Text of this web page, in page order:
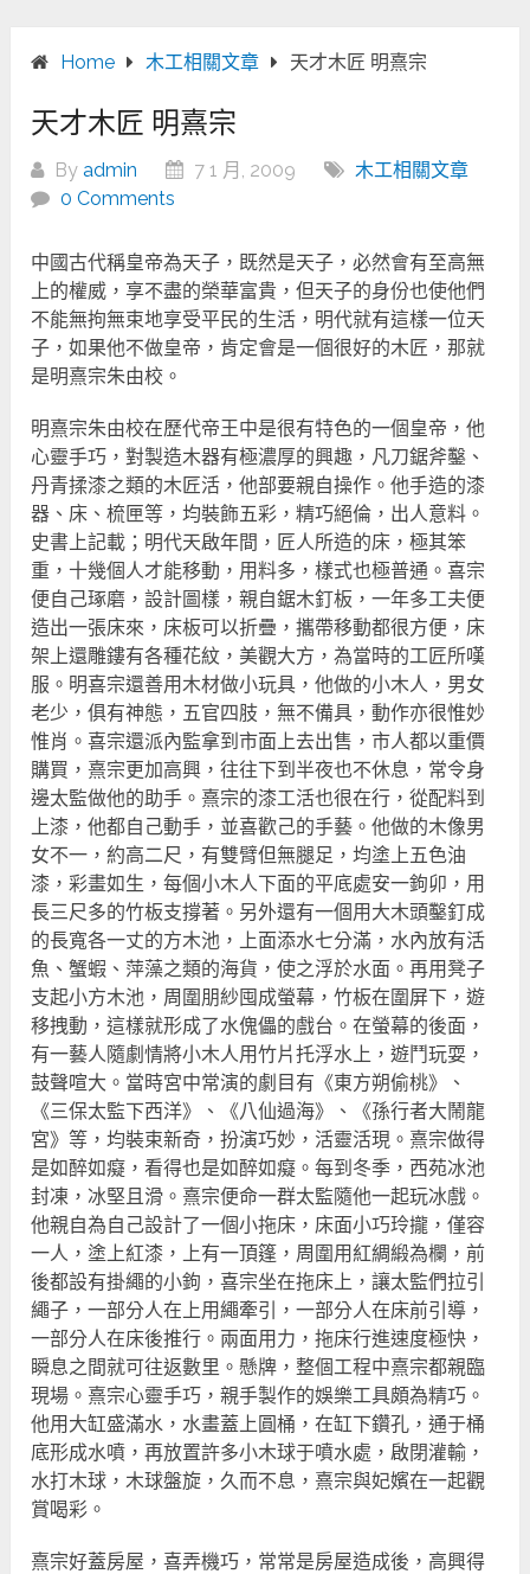
Home 木工相關文章 天才木匠 明熹宗
天才木匠 明熹宗
Byadmin 7 1 月, 2009
木工相關文章
0 Comments
中國古代稱皇帝為天子，既然是天子，必然會有至高無
上的權威，享不盡的榮華富貴，但天子的身份也使他們
不能無拘無束地享受平民的生活，明代就有這樣一位天
子，如果他不做皇帝，肯定會是一個很好的木匠，那就
是明熹宗朱由校。
明熹宗朱由校在歷代帝王中是很有特色的一個皇帝，他
心靈手巧，對製造木器有極濃厚的興趣，凡刀鋸斧鑿、
丹青揉漆之類的木匠活，他部要親自操作。他手造的漆
器、床、梳匣等，均裝飾五彩，精巧絕倫，出人意料。
史書上記載；明代天啟年間，匠人所造的床，極其笨
重，十幾個人才能移動，用料多，樣式也極普通。喜宗
便自己琢磨，設計圖樣，親自鋸木釘板，一年多工夫便
造出一張床來，床板可以折疊，攜帶移動都很方便，床
架上還雕鏤有各種花紋，美觀大方，為當時的工匠所嘆
服。明喜宗還善用木材做小玩具，他做的小木人，男女
老少，俱有神態，五官四肢，無不備具，動作亦很惟妙
惟肖。喜宗還派內監拿到市面上去出售，市人都以重價
購買，熹宗更加高興，往往下到半夜也不休息，常令身
邊太監做他的助手。熹宗的漆工活也很在行，從配料到
上漆，他都自己動手，並喜歡己的手藝。他做的木像男
女不一，約高二尺，有雙臂但無腿足，均塗上五色油
漆，彩畫如生，每個小木人下面的平底處安一鉤卯，用
長三尺多的竹板支撐著。另外還有一個用大木頭鑿釘成
的長寬各一丈的方木池，上面添水七分滿，水內放有活
魚、蟹蝦、萍藻之類的海貨，使之浮於水面。再用凳子
支起小方木池，周圍朋紗囤成螢幕，竹板在圍屏下，遊
移拽動，這樣就形成了水傀儡的戲台。在螢幕的後面，
有一藝人隨劇情將小木人用竹片托浮水上，遊鬥玩耍，
鼓聲喧大。當時宮中常演的劇目有《東方朔偷桃》、
《三保太監下西洋》、《八仙過海》、《孫行者大鬧龍
宮》等，均裝束新奇，扮演巧妙，活靈活現。熹宗做得
是如醉如癡，看得也是如醉如癡。每到冬季，西苑冰池
封凍，冰堅且滑。熹宗便命一群太監隨他一起玩冰戲。
他親自為自己設計了一個小拖床，床面小巧玲攏，僅容
一人，塗上紅漆，上有一頂篷，周圍用紅綢緞為欄，前
後都設有掛繩的小鉤，喜宗坐在拖床上，讓太監們拉引
繩子，一部分人在上用繩牽引，一部分人在床前引導，
一部分人在床後推行。兩面用力，拖床行進速度極快，
瞬息之間就可往返數里。懸牌，整個工程中熹宗都親臨
現場。熹宗心靈手巧，親手製作的娛樂工具頗為精巧。
他用大缸盛滿水，水畫蓋上圓桶，在缸下鑽孔，通于桶
底形成水噴，再放置許多小木球于噴水處，啟閉灌輸，
水打木球，木球盤旋，久而不息，熹宗與妃嬪在一起觀
賞喝彩。
熹宗好蓋房屋，喜弄機巧，常常是房屋造成後，高興得